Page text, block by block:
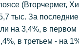
(Вторчермет,
тыс. За
на 3,4%, в первом
в третьем - на